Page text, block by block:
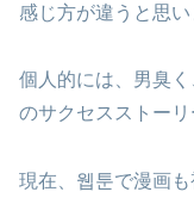
感じ方が違うと思い
個人的には、男臭
のサクセスストーリ
現在、웹툰で漫画